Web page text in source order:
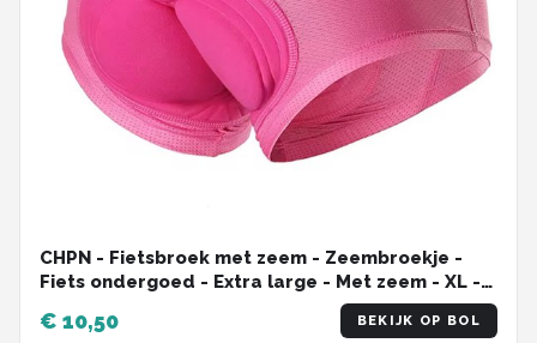
CHPN - Fietsbroek met zeem - Zeembroekje -
Fiets ondergoed - Extra large - Met zeem - XL -
Unisex - Onderbroek voor fietsen - Fietsshort -
Bilpijn bij fietsen - Roze
€ 10,50 BEKIJK OP BOL